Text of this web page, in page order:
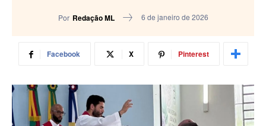
Por Redação ML 6 de janeiro de 2026
Facebook X Pinterest